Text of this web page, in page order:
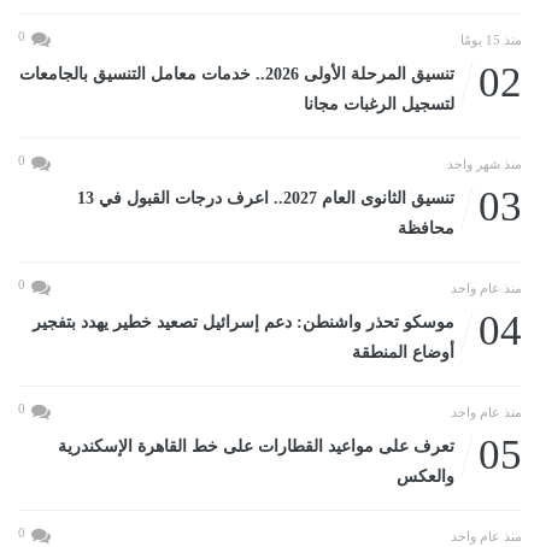
منذ 15 يومًا 0
02
تنسيق المرحلة الأولى 2026.. خدمات معامل التنسيق بالجامعات
لتسجيل الرغبات مجانا
منذ شهر واحد 0
03
تنسيق الثانوى العام 2027.. اعرف درجات القبول في 13
محافظة
منذ عام واحد 0
04
موسكو تحذر واشنطن: دعم إسرائيل تصعيد خطير يهدد بتفجير
أوضاع المنطقة
منذ عام واحد 0
05
تعرف على مواعيد القطارات على خط القاهرة الإسكندرية
والعكس
منذ عام واحد 0